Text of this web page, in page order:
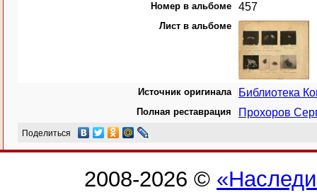
Номер в альбоме 457
Лист в альбоме
Источник оригинала Библиотека
Полная реставрация Прохоров
Поделиться
2008-2026 ©